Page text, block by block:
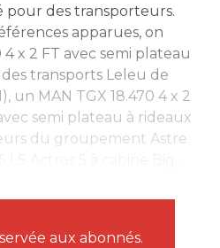
pour des transporteurs.
apparues, on
x 2 FT avec semi plateau
transports Leleu de
un MAN TGX 18.470 4 x 2
semi plateau à rideaux
du groupement Astre
aux abonnés.